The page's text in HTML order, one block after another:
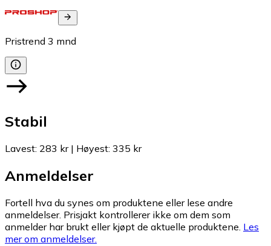
Pristrend 3 mnd
Stabil
Lavest: 283 kr| Høyest: 335 kr
Anmeldelser
Fortell hva du synes om produktene eller lese andre
anmeldelser. Prisjakt kontrollerer ikke om dem som
anmelder har brukt eller kjøpt de aktuelle produktene. Les
mer om anmeldelser.